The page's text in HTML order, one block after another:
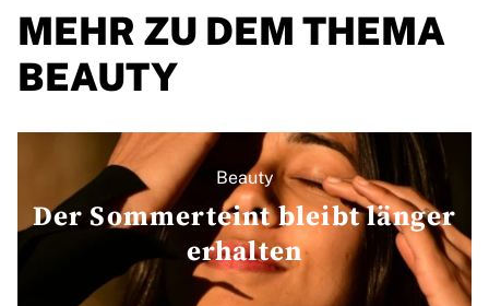
MEHR ZU DEM THEMA
BEAUTY
Beauty
Der Sommerteint bleibt länger
erhalten